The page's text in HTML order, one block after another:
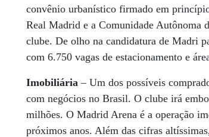
convênio urbanístico firmado em
Real Madrid e a Comunidade Autônoma
clube. De olho na candidatura de Madri
com 6.750 vagas de estacionamento e
Imobiliária– Um dos possíveis
com negócios no Brasil. O clube irá
milhões. O Madrid Arena é a operação
próximos anos. Além das cifras